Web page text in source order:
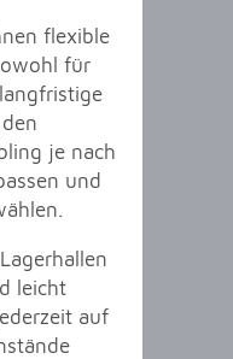
flexible
für
je nach
und
leicht
auf